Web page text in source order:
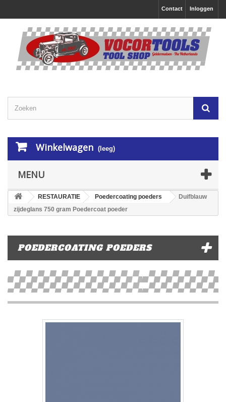
Inloggen
Contact
Winkelwagen (leeg)
MENU
RESTAURATIE Poedercoating poeders
Duifblauw
zijdeglans 750 gram Poedercoat poeder
POEDERCOATING POEDERS